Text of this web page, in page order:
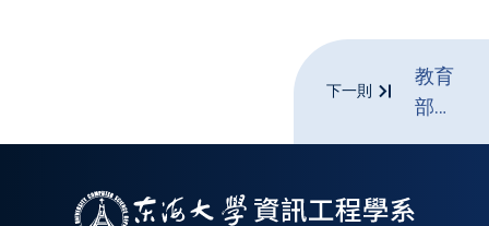
下一則
教育
部